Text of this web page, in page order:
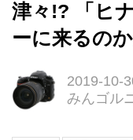
津々!? 「ヒ
ーに来るの
2019-10-
みんゴル